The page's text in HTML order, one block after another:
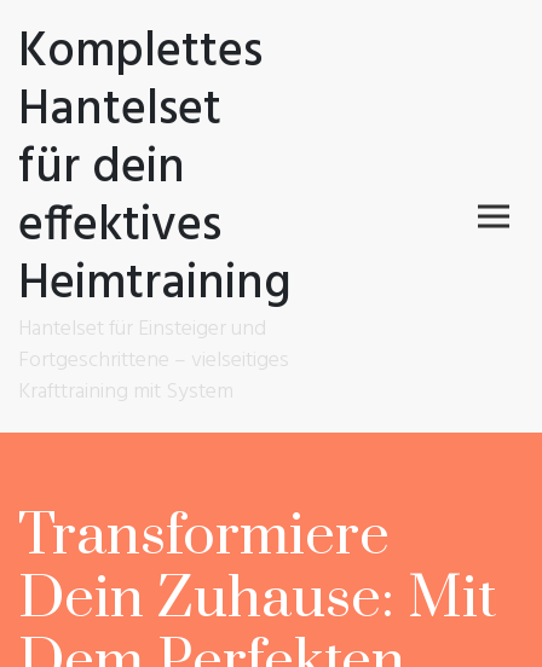
Komplettes
Hantelset
für dein
effektives
Heimtraining
Hantelset für Einsteiger und
Fortgeschrittene – vielseitiges
Krafttraining mit System
Transformiere
Dein Zuhause: Mit